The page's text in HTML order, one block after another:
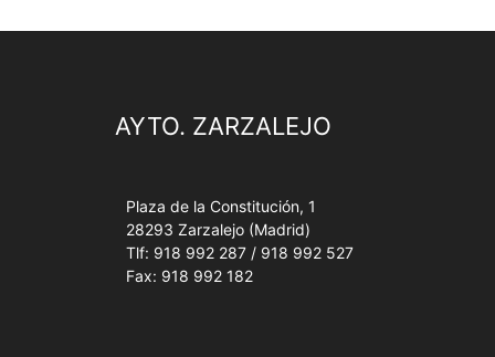
AYTO. ZARZALEJO
Plaza de la Constitución, 1
28293 Zarzalejo (Madrid)
Tlf: 918 992 287 / 918 992 527
Fax: 918 992 182